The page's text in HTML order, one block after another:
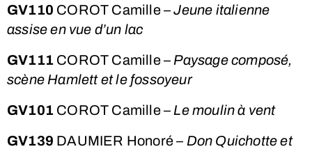
GV110 COROT Camille –Jeune italienne
assise en vue d’un lac
GV111 COROT Camille – Paysage composé,
scène Hamlett et le fossoyeur
GV101 COROT Camille – Le moulin à vent
GV139 DAUMIER Honoré – Don Quichotte et